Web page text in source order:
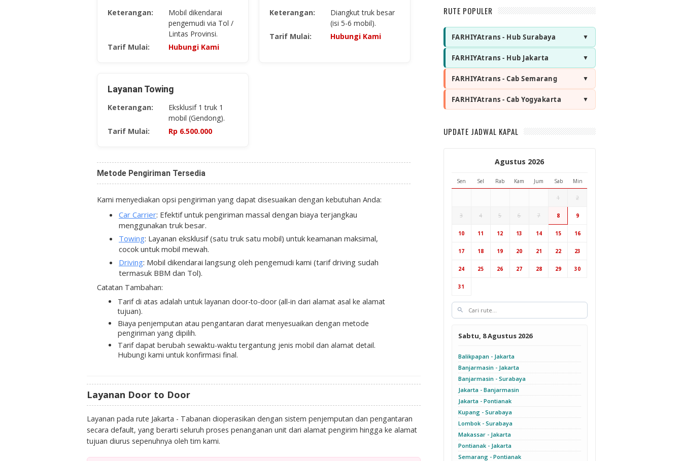
Keterangan:
Mobil dikendarai
pengemudi via Tol /
Lintas Provinsi.
Tarif Mulai:
Hubungi Kami
Keterangan:
Diangkut truk besar
(isi 5-6 mobil).
Tarif Mulai:
Hubungi Kami
Layanan Towing
Keterangan:
Eksklusif 1 truk 1
mobil (Gendong).
Tarif Mulai:
Rp ​6.500.000
Metode Pengiriman Tersedia
Kami menyediakan opsi pengiriman yang dapat disesuaikan dengan kebutuhan Anda:
Car Carrier: Efektif untuk pengiriman massal dengan biaya terjangkau
menggunakan truk besar.
Towing: Layanan eksklusif (satu truk satu mobil) untuk keamanan maksimal,
cocok untuk mobil mewah.
Driving: Mobil dikendarai langsung oleh pengemudi kami (tarif driving sudah
termasuk BBM dan Tol).
Catatan Tambahan:
Tarif di atas adalah untuk layanandoor-to-door(all-in dari alamat asal ke alamat
tujuan).
Biaya penjemputan atau pengantaran darat menyesuaikan dengan metode
pengiriman yang dipilih.
Tarif dapat berubah sewaktu-waktu tergantung jenis mobil dan alamat detail.
Hubungi kami untuk konfirmasi final.
Layanan Door to Door
Layanan pada rute Jakarta - Tabanan dioperasikan dengan sistem penjemputan dan pengantaran
secara default, yang berarti seluruh proses penanganan unit dari alamat pengirim hingga ke alamat
tujuan diurus sepenuhnya oleh tim kami.
RUTE POPULER
FARHIYAtrans - Hub Surabaya
FARHIYAtrans - Hub Jakarta
FARHIYAtrans - Cab Semarang
FARHIYAtrans - Cab Yogyakarta
Cab Yogyakarta
UPDATE JADWAL KAPAL
Agustus 2026
Sen Sel Rab Kam Jum Sab Min
1 2
3 4 5 6 7 8 9
10 11 12 13 14 15 16
17 18 19 20 21 22 23
24 25 26 27 28 29 30
31
Sabtu, 8 Agustus 2026
Balikpapan - Jakarta
Banjarmasin - Jakarta
Banjarmasin - Surabaya
Jakarta - Banjarmasin
Jakarta - Pontianak
Kupang - Surabaya
Lombok - Surabaya
Makassar - Jakarta
Pontianak - Jakarta
Semarang - Pontianak